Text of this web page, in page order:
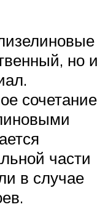
но и
сочетание
части
в случае